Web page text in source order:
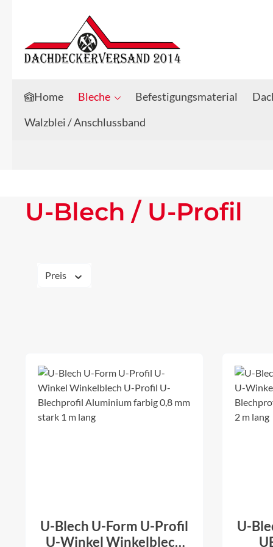
Zum Hauptinhalt springen
Zur Suche springen
Home Bleche Befestigungsmaterial
Walzblei / Anschlussband
U-Blech / U-Profil
Preis
U-Blech U-Form U-Profil
U-Winkel Winkelblech
U-